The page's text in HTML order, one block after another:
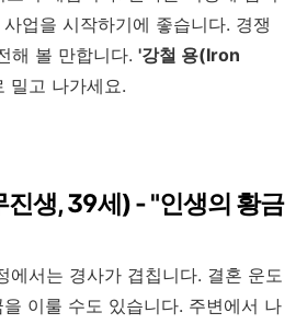
업을 시작하기에 좋습니다. 경쟁
해 볼 만합니다. '강철 용(Iron
밀고 나가세요.
생, 39세) - "인생의 황금
에서는 경사가 겹칩니다. 결혼 운도
이룰 수도 있습니다. 주변에서 나